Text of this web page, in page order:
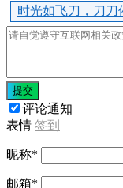
时光如飞刀，刀刀
提交
评论通知
表情 签到
昵称*
邮箱*